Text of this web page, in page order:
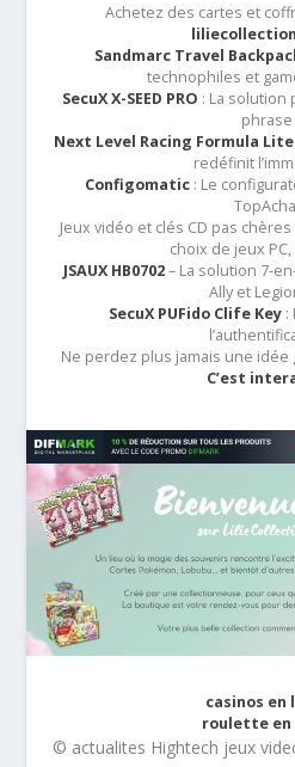
Achetez des cartes et
Sandmarc Travel
technophiles et
SecuX X-SEED PRO : La
phrase
Next Level Racing Formula
redéfinit
Configomatic: Le
Jeux vidéo et clés CD pas
choix de jeux PC,
JSAUX HB0702– La solution 7-
Ally et
SecuX PUFido Clife Key :
Ne perdez plus jamais une idée
C’est
casinos en
roulette en
© actualites Hightech jeux